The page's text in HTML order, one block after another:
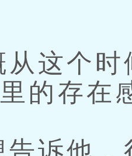
这个时
的存在